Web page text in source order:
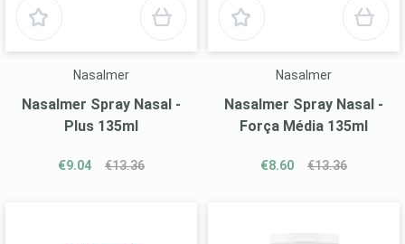
Nasalmer
Nasalmer Spray Nasal -
Plus 135ml
€9.04 €13.36
Nasalmer
Nasalmer Spray Nasal -
Força Média 135ml
€8.60 €13.36